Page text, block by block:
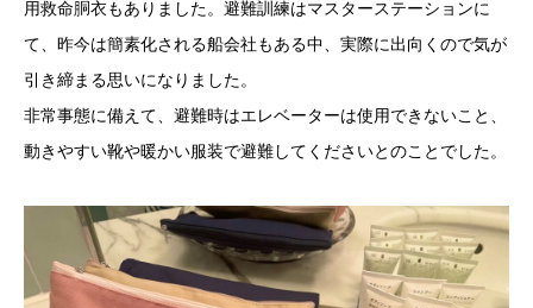
用救命胴衣もありました。避難訓練はマスターステーションに
て、昨今は簡素化される船会社もある中、実際に出向くので気が
引き締まる思いになりました。
非常事態に備えて、避難時はエレベーターは使用できないこと、
動きやすい靴や暖かい服装で避難してくださいとのことでした。